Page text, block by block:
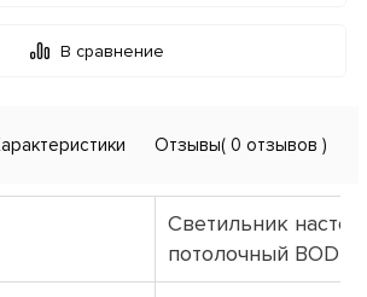
В сравнение
Отзывы( 0 отзывов )
Светильник
потолочный